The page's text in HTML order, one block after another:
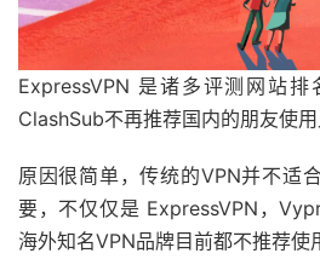
ExpressVPN 是诸多评测网站
ClashSub不再推荐国内的朋友使用
原因很简单，传统的VPN并不适
要，不仅仅是 ExpressVPN，
海外知名VPN品牌目前都不推荐